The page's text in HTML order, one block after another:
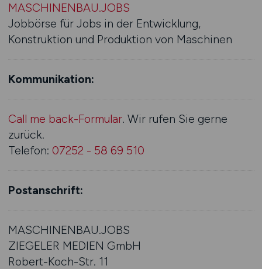
MASCHINENBAU.JOBS
Jobbörse für Jobs in der Entwicklung,
Konstruktion und Produktion von Maschinen
Kommunikation:
Call me back-Formular. Wir rufen Sie gerne
zurück.
Telefon: 07252 - 58 69 510
Postanschrift:
MASCHINENBAU.JOBS
ZIEGELER MEDIEN GmbH
Robert-Koch-Str. 11